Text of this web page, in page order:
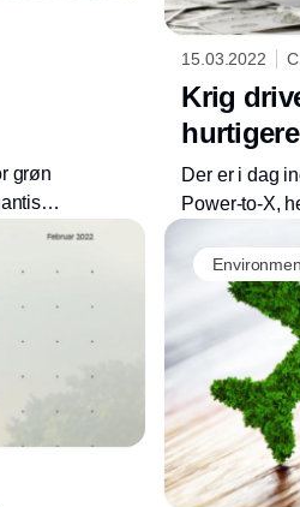
grøn
15.03.2022
Krig
Der er i dag
Power-to-X,
fly, skibe,
udlandet.